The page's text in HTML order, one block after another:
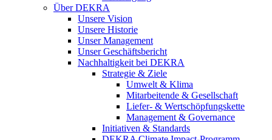
Über DEKRA
Unsere Vision
Unsere Historie
Unser Management
Unser Geschäftsbericht
Nachhaltigkeit bei DEKRA
Strategie & Ziele
Umwelt & Klima
Mitarbeitende & Gesellschaft
Liefer- & Wertschöpfungskette
Management & Governance
Initiativen & Standards